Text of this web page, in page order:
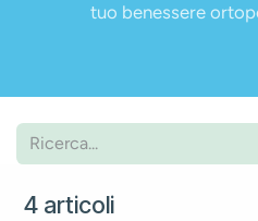
tuo benessere
4 articoli